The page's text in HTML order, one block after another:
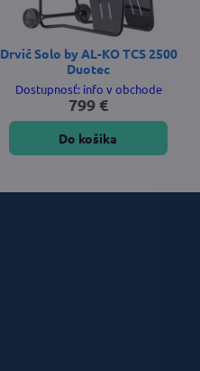
Drvič Solo by AL-KO TCS 2500
Duotec
Dostupnosť: info v obchode
799 €
Do košíka